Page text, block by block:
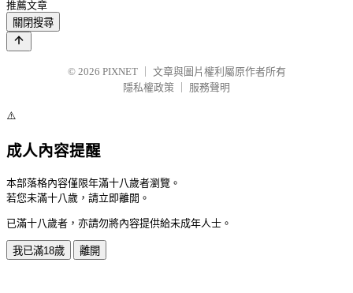
推薦文章
關閉搜尋
© 2026 PIXNET
文章與圖片權利屬原作者所有
隱私權政策
服務聲明
⚠️
成人內容提醒
本部落格內容僅限年滿十八歲者瀏覽。
若您未滿十八歲，請立即離開。
已滿十八歲者，亦請勿將內容提供給未成年人士。
我已滿18歲 離開